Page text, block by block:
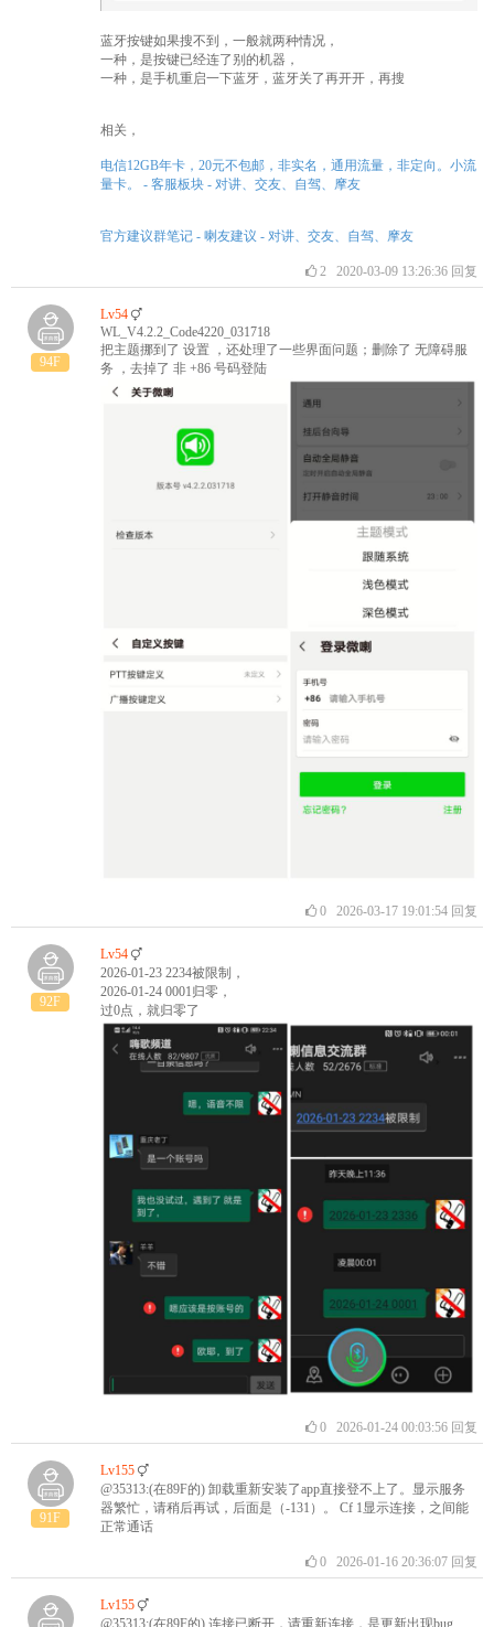
蓝牙按键如果搜不到，一般就两种情况，
一种，是按键已经连了别的机器，
一种，是手机重启一下蓝牙，蓝牙关了再开开，再搜
相关，
电信12GB年卡，20元不包邮，非实名，通用流量，非定向。小流
量卡。 - 客服板块 - 对讲、交友、自驾、摩友
官方建议群笔记 - 喇友建议 - 对讲、交友、自驾、摩友
22020-03-09 13:26:36 回复
94F
Lv54
WL_V4.2.2_Code4220_031718
把主题挪到了 设置 ，还处理了一些界面问题；删除了 无障碍服
务 ，去掉了 非 +86 号码登陆
02026-03-17 19:01:54 回复
92F
Lv54
2026-01-23 2234被限制，
2026-01-24 0001归零，
过0点，就归零了
02026-01-24 00:03:56 回复
91F
Lv155
@35313:(在89F的) 卸载重新安装了app直接登不上了。显示服务
器繁忙，请稍后再试，后面是（-131）。 Cf 1显示连接，之间能
正常通话
02026-01-16 20:36:07 回复
Lv155
@35313:(在89F的) 连接已断开，请重新连接，是更新出现bug